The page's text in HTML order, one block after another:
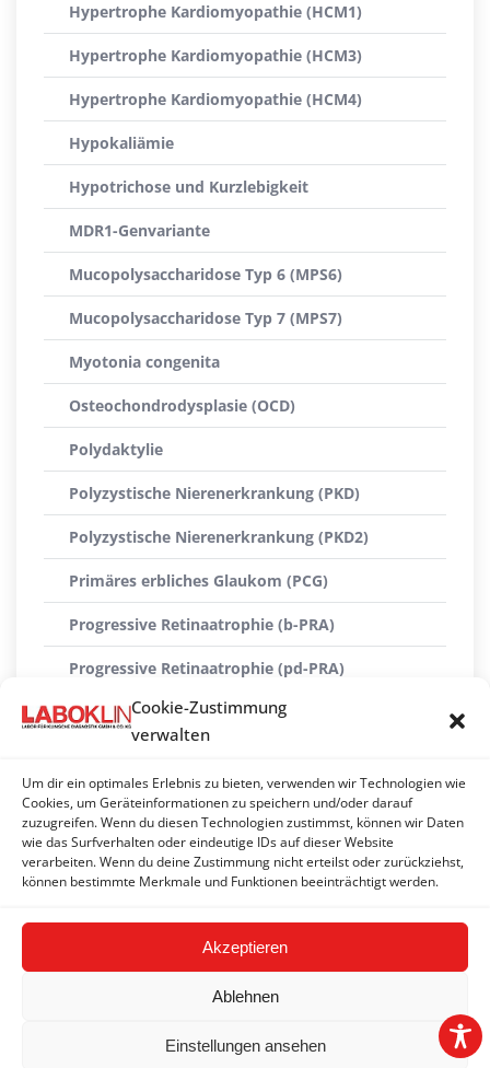
Cookie-Zustimmung
verwalten
Um dir ein optimales Erlebnis zu bieten, verwenden wir Technologien wie
Cookies, um Geräteinformationen zu speichern und/oder darauf
zuzugreifen. Wenn du diesen Technologien zustimmst, können wir Daten
wie das Surfverhalten oder eindeutige IDs auf dieser Website
verarbeiten. Wenn du deine Zustimmung nicht erteilst oder zurückziehst,
können bestimmte Merkmale und Funktionen beeinträchtigt werden.
Akzeptieren
Ablehnen
Einstellungen ansehen
Hypertrophe Kardiomyopathie (HCM1)
Hypertrophe Kardiomyopathie (HCM3)
Hypertrophe Kardiomyopathie (HCM4)
Hypokaliämie
Hypotrichose und Kurzlebigkeit
MDR1-Genvariante
Mucopolysaccharidose Typ 6 (MPS6)
Mucopolysaccharidose Typ 7 (MPS7)
Myotonia congenita
Osteochondrodysplasie (OCD)
Polydaktylie
Polyzystische Nierenerkrankung (PKD)
Polyzystische Nierenerkrankung (PKD2)
Primäres erbliches Glaukom (PCG)
Progressive Retinaatrophie (b-PRA)
Progressive Retinaatrophie (pd-PRA)
Progressive Retinaatrophie (rdAc-PRA)
Pyruvatkinase-Defizienz (PK)
Skeletale Dysplasie (SD)
Spinale Muskelatrophie (SMA)